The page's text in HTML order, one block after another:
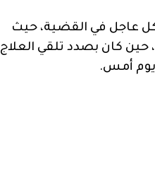
عاجل في القضية، حيث
كان بصدد تلقي العلاج
يوم أمس.